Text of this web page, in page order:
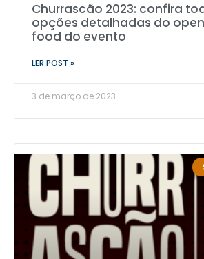
Churrascão 2023: confira
opções detalhadas do
food do evento
LER POST »
3 de março de 2023